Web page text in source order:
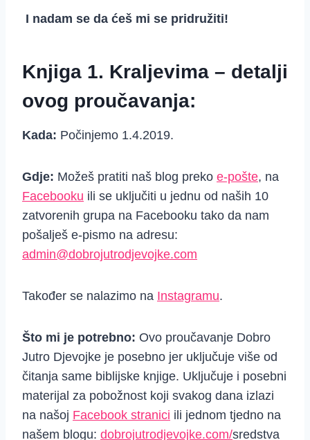
I nadam se da ćeš mi se pridružiti!
Knjiga 1. Kraljevima – detalji
ovog proučavanja:
Kada: Počinjemo 1.4.2019.
Gdje: Možeš pratiti naš blog preko e-pošte, na
Facebooku ili se uključiti u jednu od naših 10
zatvorenih grupa na Facebooku tako da nam
pošalješ e-pismo na adresu:
admin@dobrojutrodjevojke.com
Također se nalazimo na Instagramu.
Što mi je potrebno: Ovo proučavanje Dobro
Jutro Djevojke je posebno jer uključuje više od
čitanja same biblijske knjige. Uključuje i posebni
materijal za pobožnost koji svakog dana izlazi
na našoj Facebook stranici ili jednom tjedno na
našem blogu: dobrojutrodjevojke.com/sredstva